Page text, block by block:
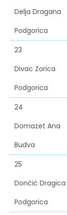
Delja Dragana
Podgorica
23
Divac Zorica
Podgorica
24
Domazet Ana
Budva
25
Dončić Dragica
Podgorica